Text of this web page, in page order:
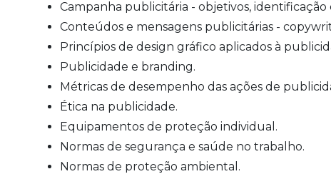
Campanha publicitária - objetivos,
Conteúdos e mensagens publicitárias -
Princípios de design gráfico aplicados à
Publicidade e branding.
Métricas de desempenho das ações de
Ética na publicidade.
Equipamentos de proteção individual.
Normas de segurança e saúde no trabalho.
Normas de proteção ambiental.